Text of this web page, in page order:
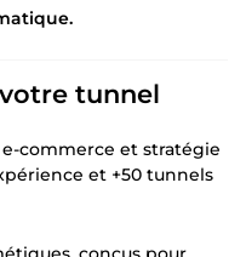
tunnel
commerce et stratégie
et +50 tunnels